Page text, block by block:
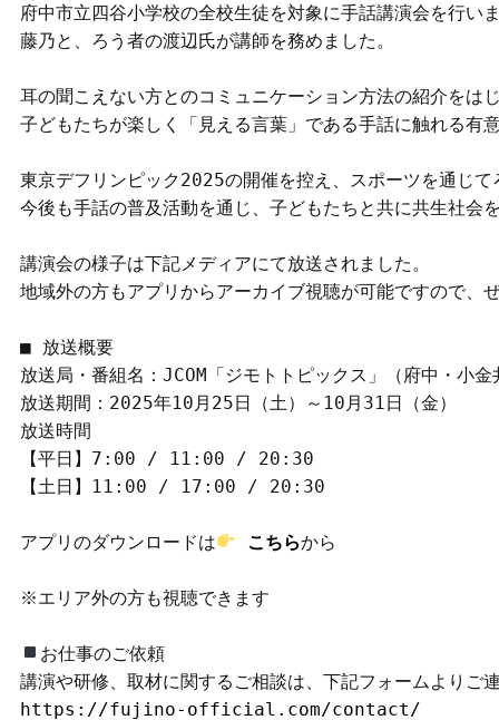
府中市立四谷小学校の全校生徒を対象に手話講演会を行い
藤乃と、ろう者の渡辺氏が講師を務めました。
耳の聞こえない方とのコミュニケーション方法の紹介をは
子どもたちが楽しく「見える言葉」である手話に触れる有
東京デフリンピック2025の開催を控え、スポーツを通じ
今後も手話の普及活動を通じ、子どもたちと共に共生社会
講演会の様子は下記メディアにて放送されました。
地域外の方もアプリからアーカイブ視聴が可能ですので、
■ 放送概要
放送局・番組名：JCOM「ジモトトピックス」（府中・小
放送期間：2025年10月25日（土）～10月31日（金）
放送時間
【平日】7:00 / 11:00 / 20:30
【土日】11:00 / 17:00 / 20:30
アプリのダウンロードは こちらから
※エリア外の方も視聴できます
お仕事のご依頼
講演や研修、取材に関するご相談は、下記フォームよりご
https://fujino-official.com/contact/